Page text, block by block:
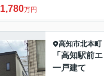
1,780万円
高知市北本町
「高知駅前
一戸建て